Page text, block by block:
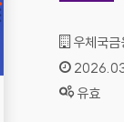
기관명 :
우체국
인증기간
상태 :
유효